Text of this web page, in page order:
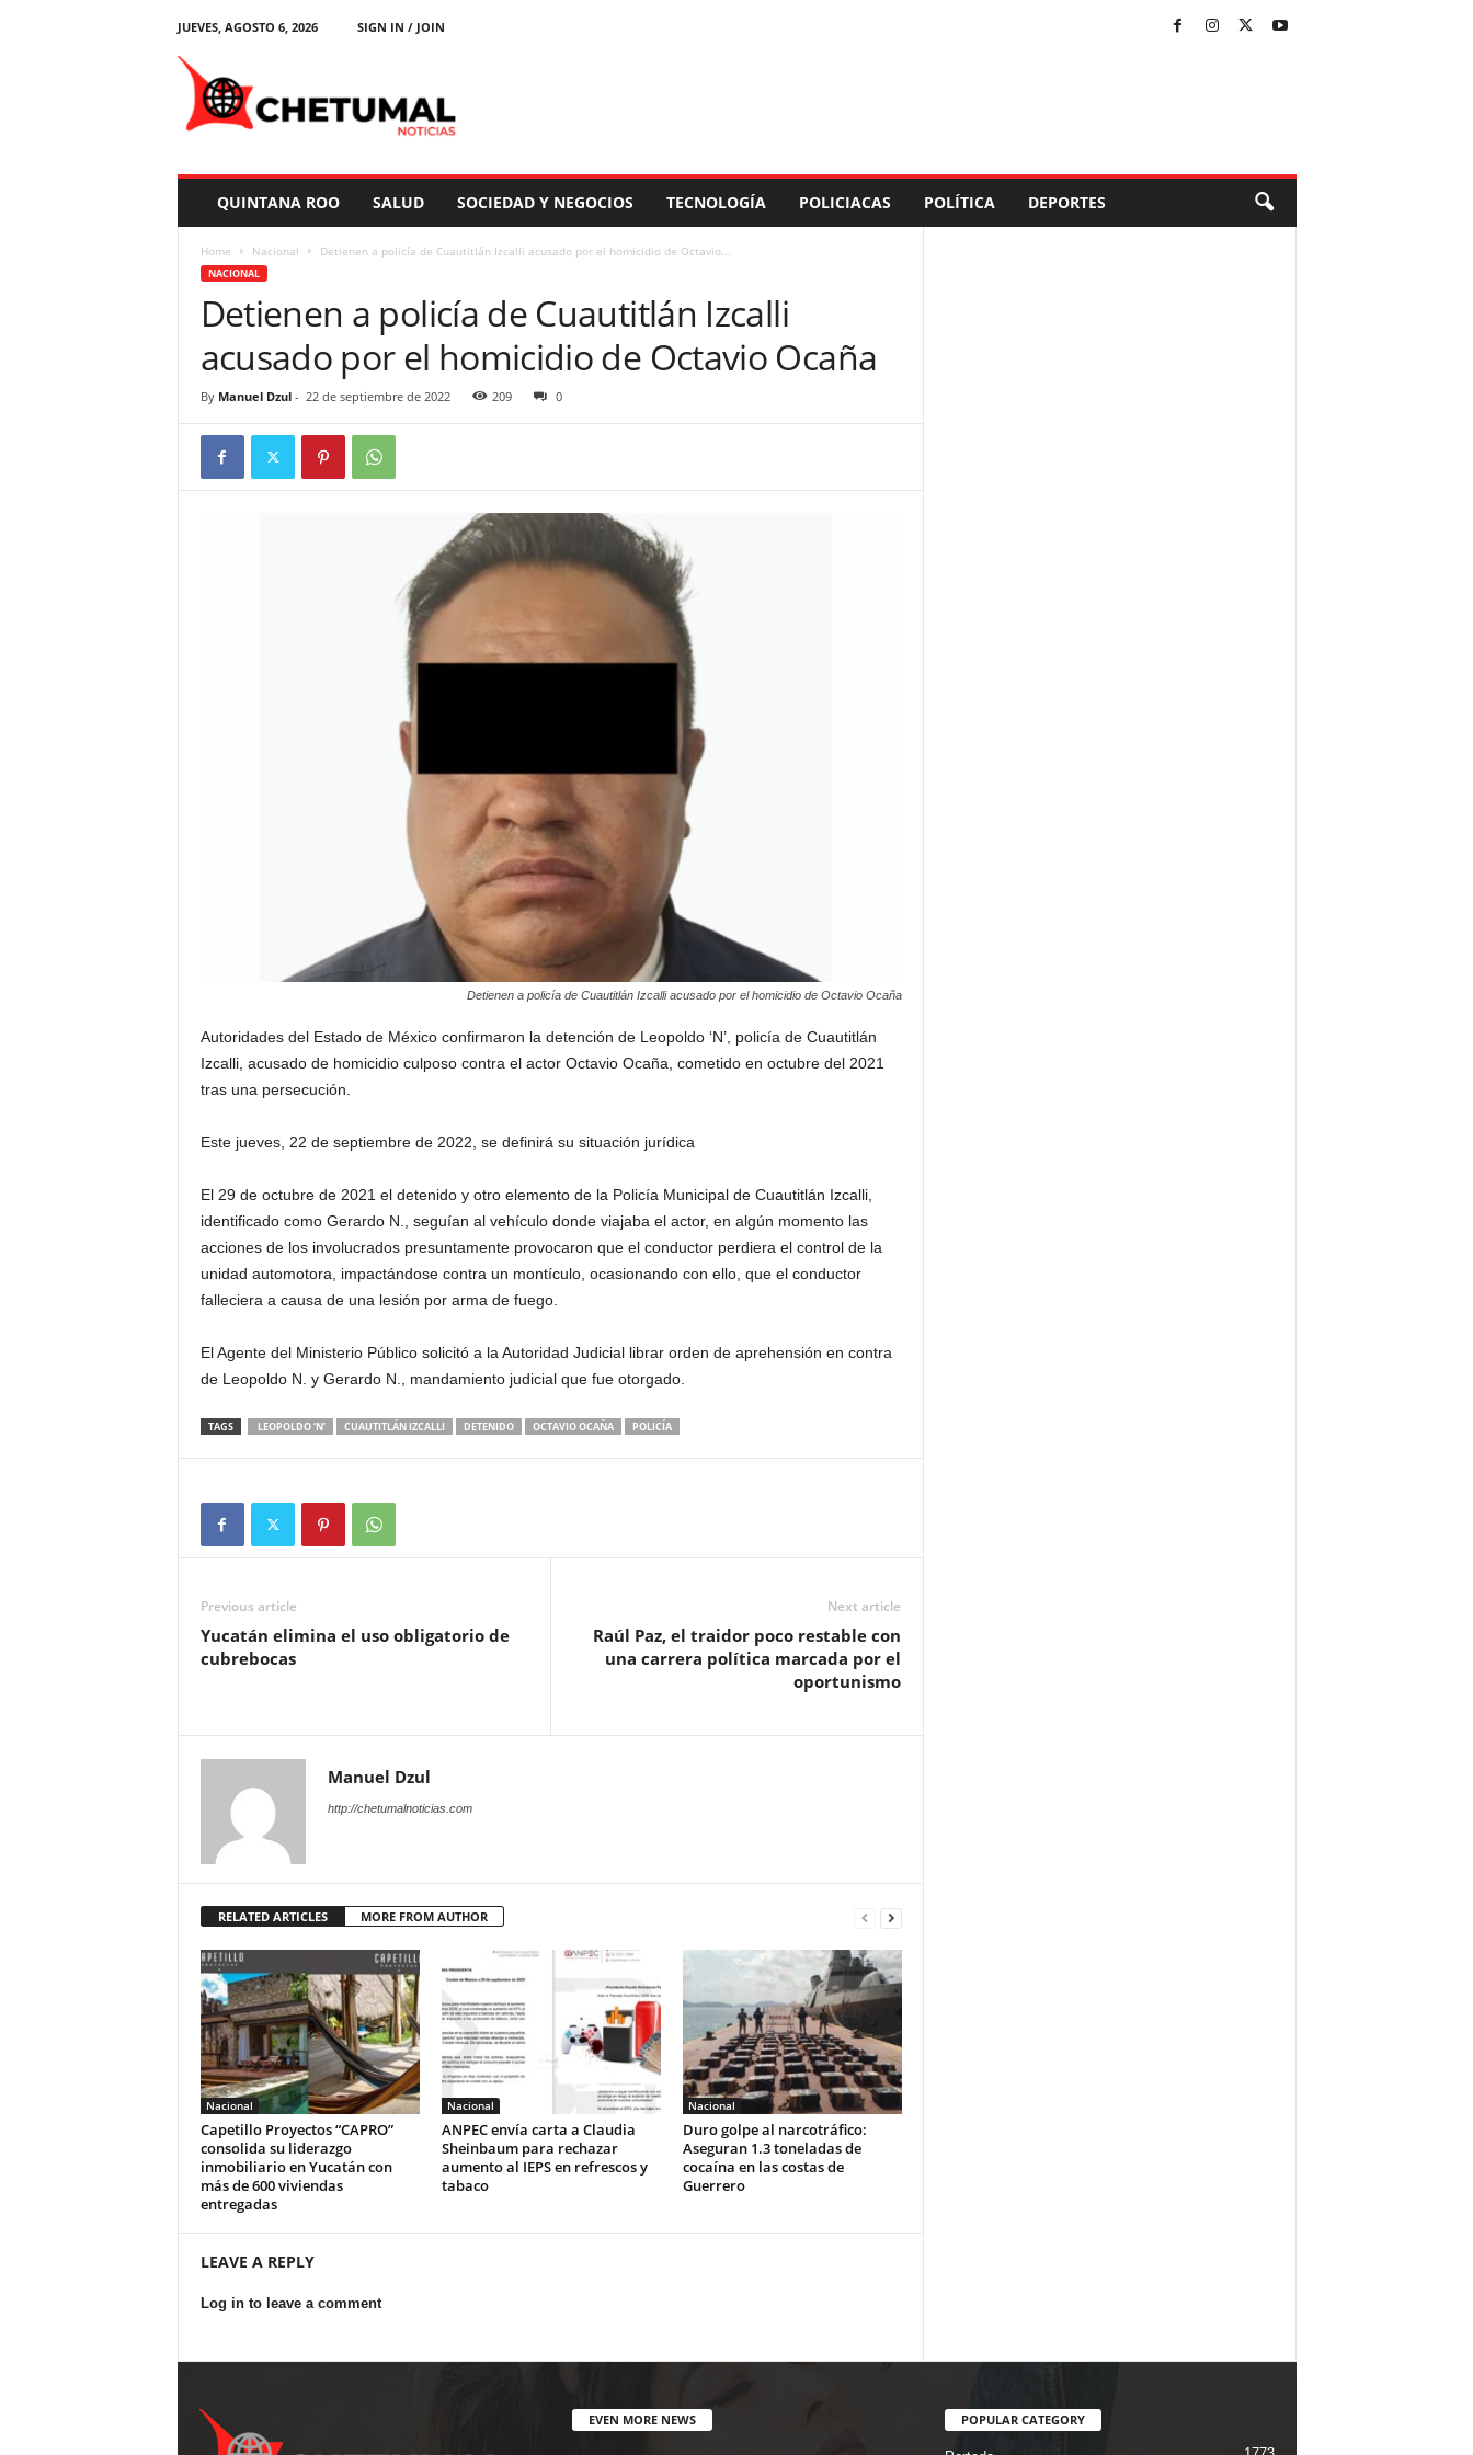
JUEVES, AGOSTO 6, 2026
SIGN IN / JOIN
QUINTANA ROO SALUD SOCIEDAD Y NEGOCIOS TECNOLOGÍA POLICIACAS POLÍTICA DEPORTES
Home Nacional Detienen a policía de Cuautitlán Izcalli acusado por el homicidio de Octavio...
NACIONAL
Detienen a policía de Cuautitlán Izcalli
acusado por el homicidio de Octavio Ocaña
By Manuel Dzul- 22 de septiembre de 2022 209 0
Detienen a policía de Cuautitlán Izcalli acusado por el homicidio de Octavio Ocaña
Autoridades del Estado de México confirmaron la detención de Leopoldo ‘N’, policía de Cuautitlán
Izcalli, acusado de homicidio culposo contra el actor Octavio Ocaña, cometido en octubre del 2021
tras una persecución.
Este jueves, 22 de septiembre de 2022, se definirá su situación jurídica
El 29 de octubre de 2021 el detenido y otro elemento de la Policía Municipal de Cuautitlán Izcalli,
identificado como Gerardo N., seguían al vehículo donde viajaba el actor, en algún momento las
acciones de los involucrados presuntamente provocaron que el conductor perdiera el control de la
unidad automotora, impactándose contra un montículo, ocasionando con ello, que el conductor
falleciera a causa de una lesión por arma de fuego.
El Agente del Ministerio Público solicitó a la Autoridad Judicial librar orden de aprehensión en contra
de Leopoldo N. y Gerardo N., mandamiento judicial que fue otorgado.
TAGS LEOPOLDO ‘N’ CUAUTITLÁN IZCALLI DETENIDO OCTAVIO OCAÑA POLICÍA
Previous article
Yucatán elimina el uso obligatorio de
cubrebocas
Next article
Raúl Paz, el traidor poco restable con
una carrera política marcada por el
oportunismo
Manuel Dzul
http://chetumalnoticias.com
RELATED ARTICLES MORE FROM AUTHOR
Nacional
Capetillo Proyectos “CAPRO”
consolida su liderazgo
inmobiliario en Yucatán con
más de 600 viviendas
entregadas
Nacional
ANPEC envía carta a Claudia
Sheinbaum para rechazar
aumento al IEPS en refrescos y
tabaco
Nacional
Duro golpe al narcotráfico:
Aseguran 1.3 toneladas de
cocaína en las costas de
Guerrero
LEAVE A REPLY
Log in to leave a comment
EVEN MORE NEWS POPULAR CATEGORY